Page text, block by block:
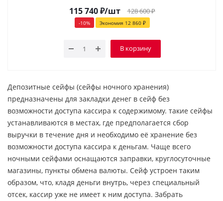
115 740₽/шт 128 600₽
-10% Экономия 12 860₽
В корзину
Депозитные сейфы (сейфы ночного хранения)
предназначены для закладки денег в сейф без
возможности доступа кассира к содержимому. такие сейфы
устанавливаются в местах, где предполагается сбор
выручки в течение дня и необходимо её хранение без
возможности доступа кассира к деньгам. Чаще всего
ночными сейфами оснащаются заправки, круглосуточные
магазины, пункты обмена валюты. Сейф устроен таким
образом, что, кладя деньги внутрь, через специальный
отсек, кассир уже не имеет к ним доступа. Забрать